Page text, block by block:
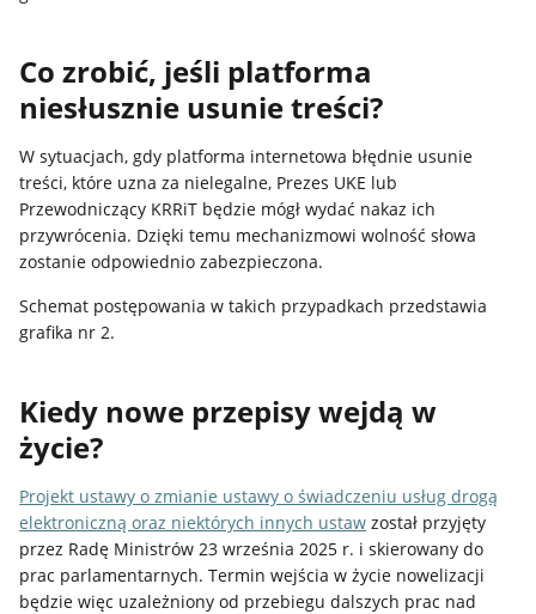
Co zrobić, jeśli platforma
niesłusznie usunie treści?
W sytuacjach, gdy platforma internetowa błędnie usunie
treści, które uzna za nielegalne, Prezes UKE lub
Przewodniczący KRRiT będzie mógł wydać nakaz ich
przywrócenia. Dzięki temu mechanizmowi wolność słowa
zostanie odpowiednio zabezpieczona.
Schemat postępowania w takich przypadkach przedstawia
grafika nr 2.
Kiedy nowe przepisy wejdą w
życie?
Projekt ustawy o zmianie ustawy o świadczeniu usług drogą
elektroniczną oraz niektórych innych ustaw został przyjęty
przez Radę Ministrów 23 września 2025 r. i skierowany do
prac parlamentarnych. Termin wejścia w życie nowelizacji
będzie więc uzależniony od przebiegu dalszych prac nad